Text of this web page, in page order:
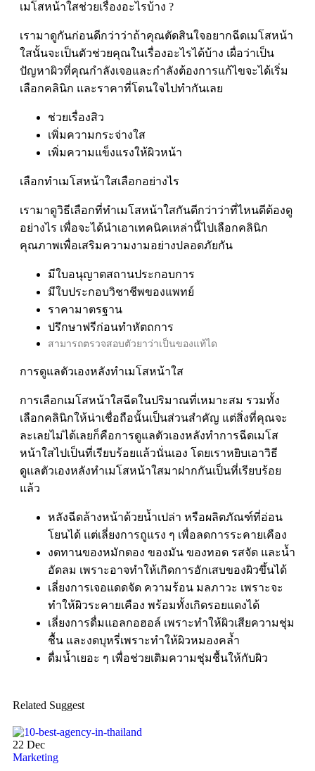
เมโสหน้าใสช่วยเรื่องอะไรบ้าง ?
เรามาดูกันก่อนดีกว่าว่าถ้าคุณตัดสินใจอยากฉีดเมโสหน้า
ใสนั้นจะเป็นตัวช่วยคุณในเรื่องอะไรได้บ้าง เผื่อว่าเป็น
ปัญหาผิวที่คุณกำลังเจอและกำลังต้องการแก้ไขจะได้เริ่ม
เลือกคลินิก และราคาที่โดนใจไปทำกันเลย
ช่วยเรื่องสิว
เพิ่มความกระจ่างใส
เพิ่มความแข็งแรงให้ผิวหน้า
เลือกทำเมโสหน้าใสเลือกอย่างไร
เรามาดูวิธีเลือกที่ทำเมโสหน้าใสกันดีกว่าว่าที่ไหนดีต้องดู
อย่างไร เพื่อจะได้นำเอาเทคนิคเหล่านี้ไปเลือกคลินิก
คุณภาพเพื่อเสริมความงามอย่างปลอดภัยกัน
มีใบอนุญาตสถานประกอบการ
มีใบประกอบวิชาชีพของแพทย์
ราคามาตรฐาน
ปรึกษาฟรีก่อนทำหัตถการ
สามารถตรวจสอบตัวยาว่าเป็นของแท้ได
การดูแลตัวเองหลังทำเมโสหน้าใส
การเลือกเมโสหน้าใสฉีดในปริมาณที่เหมาะสม รวมทั้ง
เลือกคลินิกให้น่าเชื่อถือนั้นเป็นส่วนสำคัญ แต่สิ่งที่คุณจะ
ละเลยไม่ได้เลยก็คือการดูแลตัวเองหลังทำการฉีดเมโส
หน้าใสไปเป็นที่เรียบร้อยแล้วนั่นเอง โดยเราหยิบเอาวิธี
ดูแลตัวเองหลังทำเมโสหน้าใสมาฝากกันเป็นที่เรียบร้อย
แล้ว
หลังฉีดล้างหน้าด้วยน้ำเปล่า หรือผลิตภัณฑ์ที่อ่อน
โยนได้ แต่เลี่ยงการถูแรง ๆ เพื่อลดการระคายเคือง
งดทานของหมักดอง ของมัน ของทอด รสจัด และน้ำ
อัดลม เพราะอาจทำให้เกิดการอักเสบของผิวขึ้นได้
เลี่ยงการเจอแดดจัด ความร้อน มลภาวะ เพราะจะ
ทำให้ผิวระคายเคือง พร้อมทั้งเกิดรอยแดงได้
เลี่ยงการดื่มแอลกอฮอล์ เพราะทำให้ผิวเสียความชุ่ม
ชื้น และงดบุหรี่เพราะทำให้ผิวหมองคล้ำ
ดื่มน้ำเยอะ ๆ เพื่อช่วยเติมความชุ่มชื้นให้กับผิว
Related Suggest
22 Dec
Marketing